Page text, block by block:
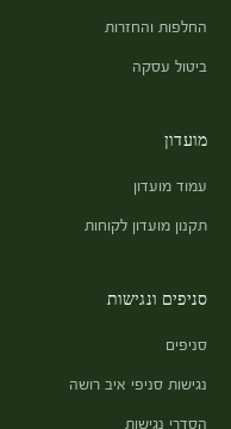
החלפות והחזרות
ביטול עסקה
מועדון
עמוד מועדון
תקנון מועדון לקוחות
סניפים ונגישות
סניפים
נגישות סניפי איב רושה
הסדרי נגישות